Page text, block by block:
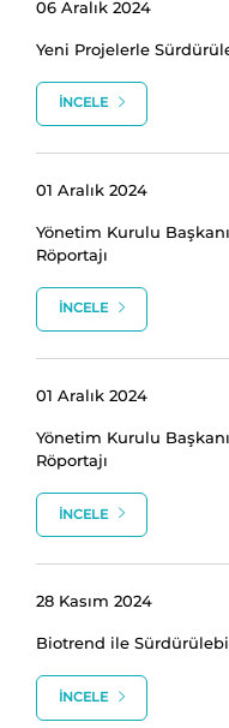
06 Aralık 2024
Yeni Projelerle
İNCELE
01 Aralık 2024
Yönetim Kurulu
Röportajı
İNCELE
01 Aralık 2024
Yönetim Kurulu
Röportajı
İNCELE
28 Kasım 2024
Biotrend ile
İNCELE